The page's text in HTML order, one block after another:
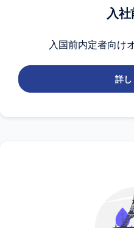
入
入国前内定者向け
詳し